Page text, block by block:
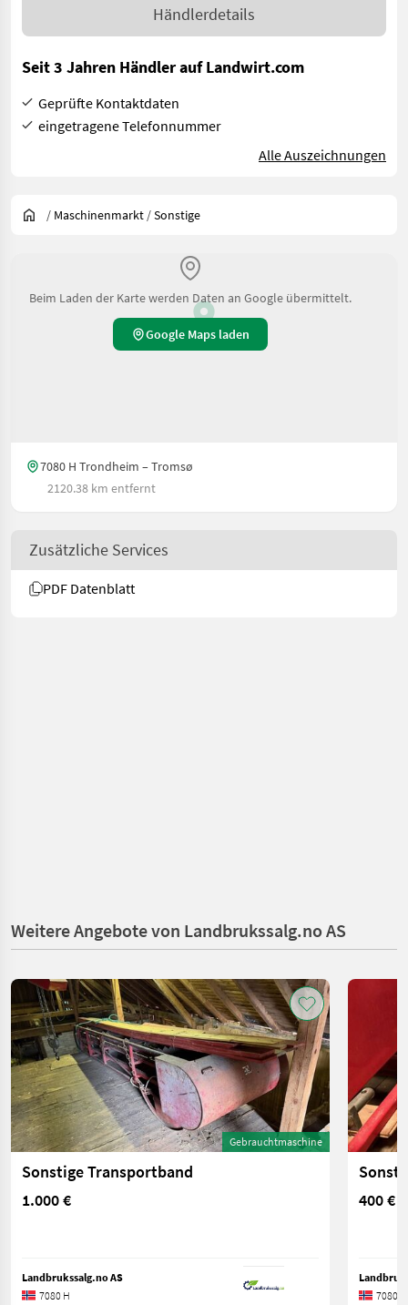
Händlerdetails
Seit 3 Jahren Händler auf Landwirt.com
Geprüfte Kontaktdaten
eingetragene Telefonnummer
Alle Auszeichnungen
/ Maschinenmarkt /Sonstige
Beim Laden der Karte werden Daten an Google übermittelt.
Google Maps laden
7080 H Trondheim – Tromsø
2120.38 km entfernt
Zusätzliche Services
PDF Datenblatt
Weitere Angebote von Landbrukssalg.no AS
Gebrauchtmaschine
Sonstige Transportband
1.000 €
Landbrukssalg.no AS
7080 H
400 €
7080 H